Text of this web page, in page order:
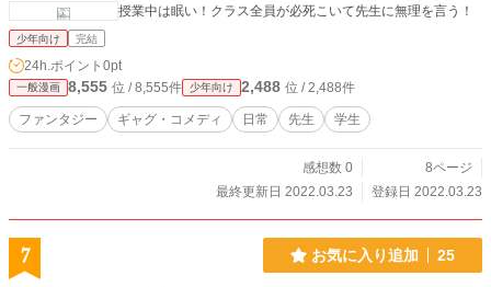
授業中は眠い！クラス全員が必死こいて先生に無理を言う！
少年向け 完結
24h.ポイント 0pt
一般漫画 8,555 位 / 8,555件 少年向け 2,488 位 / 2,488件
ファンタジー ギャグ・コメディ 日常 先生 学生
感想数 0
8ページ
最終更新日 2022.03.23
登録日 2022.03.23
7 お気に入り追加 25